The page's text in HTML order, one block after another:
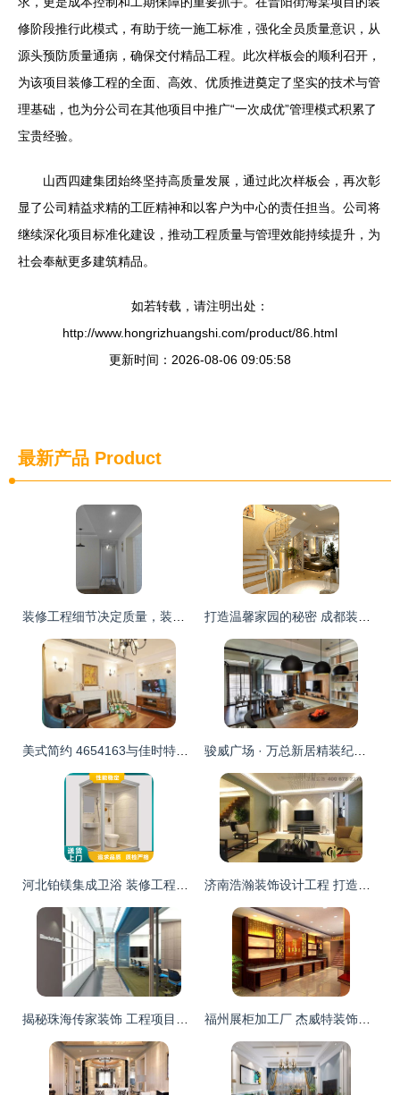
修阶段推行此模式，有助于统一施工标准，强化全员质量意识，从
源头预防质量通病，确保交付精品工程。此次样板会的顺利召开，
为该项目装修工程的全面、高效、优质推进奠定了坚实的技术与管
理基础，也为分公司在其他项目中推广“一次成优”管理模式积累了
宝贵经验。
山西四建集团始终坚持高质量发展，通过此次样板会，再次彰
显了公司精益求精的工匠精神和以客户为中心的责任担当。公司将
继续深化项目标准化建设，推动工程质量与管理效能持续提升，为
社会奉献更多建筑精品。
如若转载，请注明出处：
http://www.hongrizhuangshi.com/product/86.html
更新时间：2026-08-06 09:05:58
最新产品 Product